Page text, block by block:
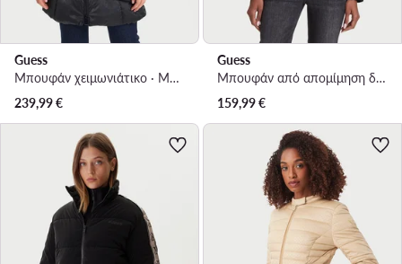
Guess
Μπουφάν χειμωνιάτικο · Μαύρο
239,99€
Guess
Μπουφάν από απομίμηση δέρματος · Μαύρο
159,99€